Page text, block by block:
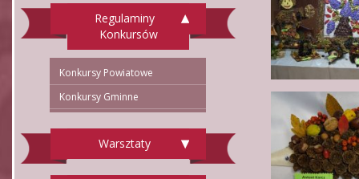
Regulaminy
Konkursów
Konkursy Powiatowe
Konkursy Gminne
Warsztaty